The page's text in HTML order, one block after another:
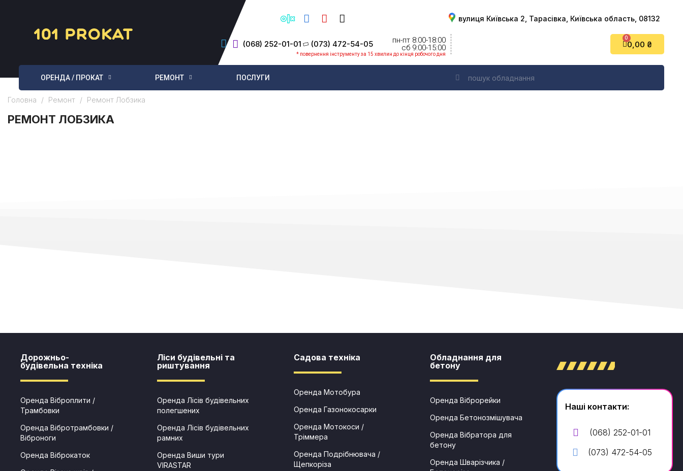
вулиця Київська 2, Тарасівка, Київська область, 08132
(068) 252-01-01 (073) 472-54-05
пн-пт 8:00-18:00
cб 9:00-15:00
0,00 ₴
* повернення інструменту за 15 хвилин до кінця робочого дня
ОРЕНДА / ПРОКАТ РЕМОНТ ПОСЛУГИ
Головна Ремонт Ремонт Лобзика
РЕМОНТ ЛОБЗИКА
Дорожньо-
будівельна техніка
Оренда Віброплити /
Трамбовки
Оренда Вібротрамбовки /
Віброноги
Оренда Віброкаток
Ліси будівельні та
риштування​​
Оренда Лісів будівельних
полегшених
Оренда Лісів будівельних
рамних
Оренда Виши тури
VIRASTAR
Садова техніка​
Оренда Мотобура
Оренда Газонокосарки
Оренда Мотокоси /
Тріммера
Оренда Подрібнювача /
Щепкоріза
Обладнання для
бетону​
Оренда Віброрейки
Оренда Бетонозмішувача
Оренда Вібратора для
бетону
Оренда Шварізчика /
Наші контакти:
(068) 252-01-01
(073) 472-54-05